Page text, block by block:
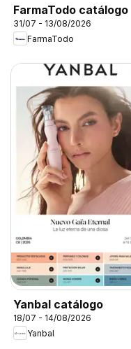
FarmaTodo catálogo
31/07 - 13/08/2026
FarmaTodo
Yanbal catálogo
18/07 - 14/08/2026
Yanbal